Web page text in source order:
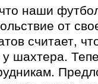
наши
от
считает,
у шахтера.